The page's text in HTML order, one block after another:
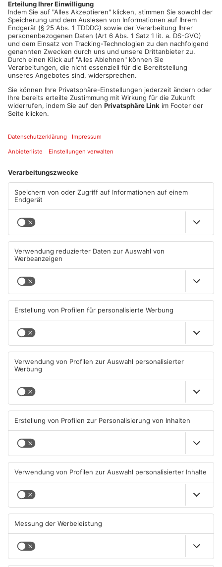
Adrian Kammlodt und auch Kapitän Florian Eisenträger.
Auftrieb soll auch die Vertrags-Verlängerung neulich mit Finn
Wullenweber geben. Etliche Handball-Verrückte aus dem
Primaveraland begleiten die Wällschter heute nach Würzburg,
los geht’s um 19:30 Uhr!
Artikel teilen
Mehr aus Sport
Fußball: Bitterer Sonntag für
Vatan Spor, Röllbach, Hain
und Frammersbach
10.08.2026, 05:46 UHR IN SPORT
Sportergebnisse: TVG
gewinnt zum Jubiläum in
Rodgau
Sportergebnisse: TV
Großwallstadt unterliegt
08.08.2026, 09:13 UHR IN SPORT
Aschaffenburg verliert
05.08.2026, 04:30 UHR IN SPORT